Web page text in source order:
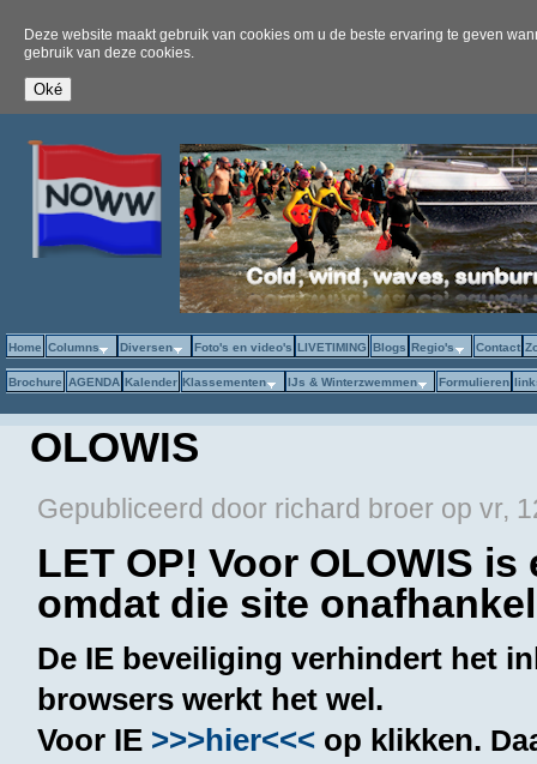
Deze website maakt gebruik van cookies om u de beste ervaring te geven
gebruik van deze cookies.
Home Columns Diversen Foto's en video's LIVETIMING Blogs Regio's Contact
Brochure AGENDA Kalender Klassementen IJs & Winterzwemmen Formulieren
OLOWIS
Gepubliceerd door richard broer op vr,
LET OP! Voor OLOWIS
omdat die site
De IE beveiliging verhindert het
browsers werkt het wel.
Voor IE >>>hier<<<op klikken.